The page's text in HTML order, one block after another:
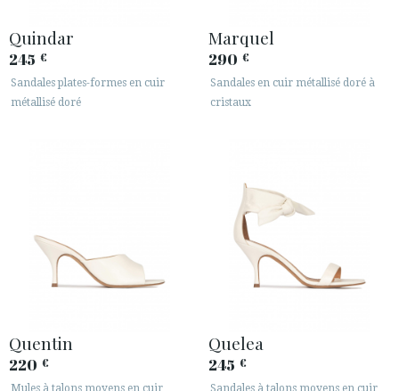
Quindar
245 €
Sandales plates-formes en cuir
métallisé doré
Marquel
290 €
Sandales en cuir métallisé doré à
cristaux
Quentin
220 €
Mules à talons moyens en cuir
Quelea
245 €
Sandales à talons moyens en cuir